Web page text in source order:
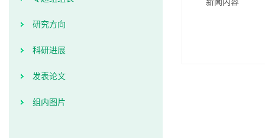
研究方向
科研进展
发表论文
组内图片
新闻内容